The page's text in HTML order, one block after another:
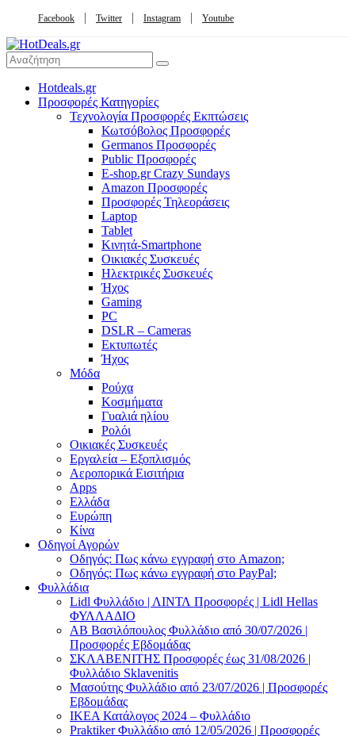
Facebook Twitter Instagram Youtube
Hotdeals.gr
Προσφορές Κατηγορίες
Τεχνολογία Προσφορές Εκπτώσεις
Κωτσόβολος Προσφορές
Germanos Προσφορές
Public Προσφορές
E-shop.gr Crazy Sundays
Amazon Προσφορές
Προσφορές Τηλεοράσεις
Laptop
Tablet
Κινητά-Smartphone
Οικιακές Συσκευές
Hλεκτρικές Συσκευές
Ήχος
Gaming
PC
DSLR – Cameras
Εκτυπωτές
Ήχος
Μόδα
Ρούχα
Κοσμήματα
Γυαλιά ηλίου
Ρολόι
Οικιακές Συσκευές
Εργαλεία – Εξοπλισμός
Αεροπορικά Εισιτήρια
Apps
Ελλάδα
Ευρώπη
Κίνα
Οδηγοί Αγορών
Οδηγός: Πως κάνω εγγραφή στο Amazon;
Οδηγός: Πως κάνω εγγραφή στο PayPal;
Φυλλάδια
Lidl Φυλλάδιο | ΛΙΝΤΛ Προσφορές | Lidl Hellas
ΦΥΛΛΑΔΙΟ
AB Βασιλόπουλος Φυλλάδιο από 30/07/2026 |
Προσφορές Εβδομάδας
ΣΚΛΑΒΕΝΙΤΗΣ Προσφορές έως 31/08/2026 |
Φυλλάδιο Sklavenitis
Μασούτης Φυλλάδιο από 23/07/2026 | Προσφορές
Εβδομάδας
ΙΚΕΑ Κατάλογος 2024 – Φυλλάδιο
Praktiker Φυλλάδιο από 12/05/2026 | Προσφορές